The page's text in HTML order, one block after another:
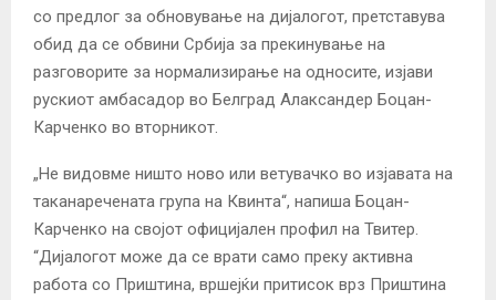
со предлог за обновување на дијалогот, претставува
обид да се обвини Србија за прекинување на
разговорите за нормализирање на односите, изјави
рускиот амбасадор во Белград Алаксандер Боцан-
Карченко во вторникот.
„Не видовме ништо ново или ветувачко во изјавата на
таканаречената група на Квинта“, напиша Боцан-
Карченко на својот официјален профил на Твитер.
“Дијалогот може да се врати само преку активна
работа со Приштина, вршејќи притисок врз Приштина